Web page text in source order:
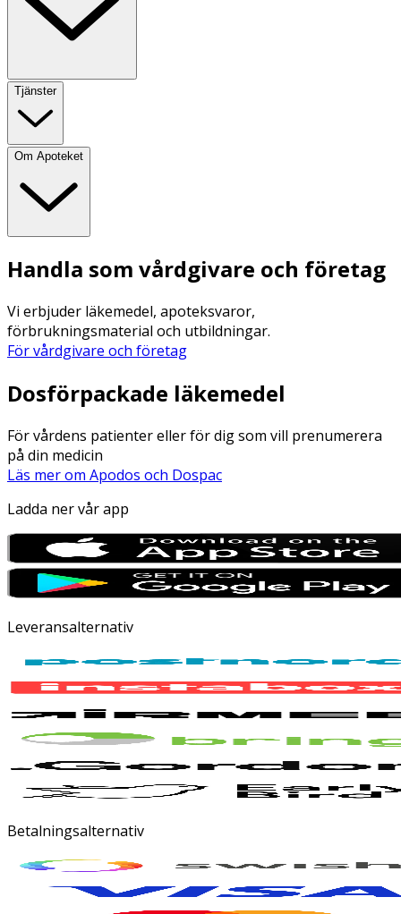
Tjänster
Om Apoteket
Handla som vårdgivare och företag
Vi erbjuder läkemedel, apoteksvaror,
förbrukningsmaterial och utbildningar.
För vårdgivare och företag
Dosförpackade läkemedel
För vårdens patienter eller för dig som vill prenumerera
på din medicin
Läs mer om Apodos och Dospac
Ladda ner vår app
Leveransalternativ
Betalningsalternativ